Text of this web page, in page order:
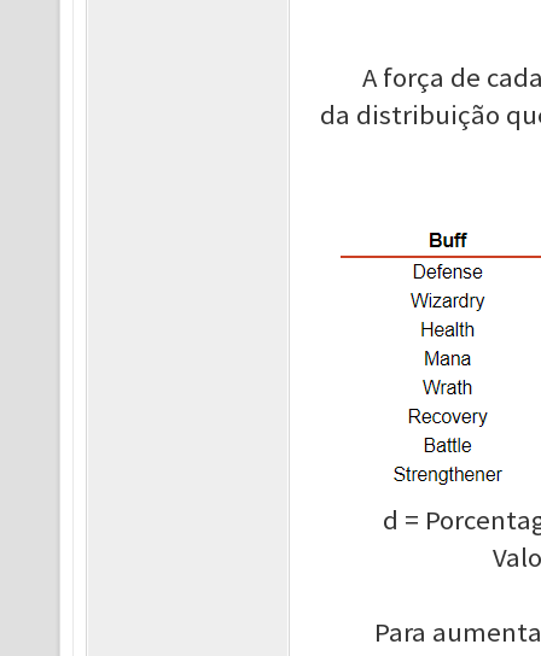
A força de
da distribuição
d =
Para